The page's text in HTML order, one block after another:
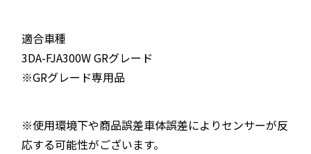
適合車種
3DA-FJA300W GRグレード
※GRグレード専用品
※使用環境下や商品誤差車体誤差によりセンサーが反
応する可能性がございます。